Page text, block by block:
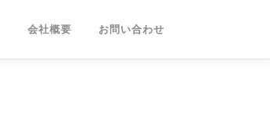
会社概要 お問い合わせ